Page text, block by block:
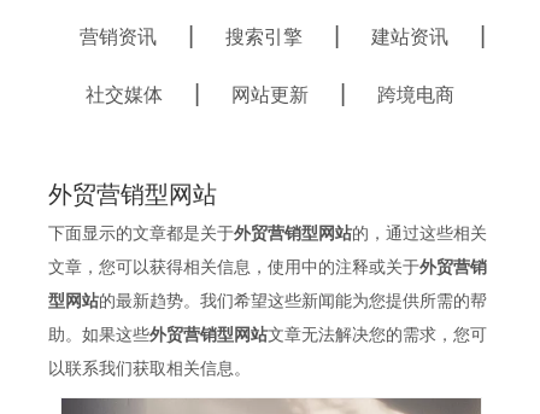
营销资讯 搜索引擎 建站资讯
社交媒体 网站更新 跨境电商
外贸营销型网站
下面显示的文章都是关于外贸营销型网站的，通过这些相关
文章，您可以获得相关信息，使用中的注释或关于外贸营销
型网站的最新趋势。我们希望这些新闻能为您提供所需的帮
助。如果这些外贸营销型网站文章无法解决您的需求，您可
以联系我们获取相关信息。